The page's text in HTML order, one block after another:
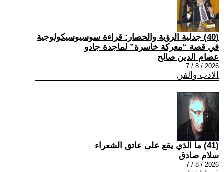
(40) جدلية الرؤية والحصار: قراءة سوسيوسيكولوجية
في قصة “معركة خاسرة” لماجدة جادو
عصام الدين صالح
2026 / 8 / 7
الادب والفن
(41) ما الذي يقع على عاتق الشعراء
سلام صادق
2026 / 8 / 7